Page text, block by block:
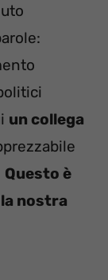
un collega
Questo è
nostra